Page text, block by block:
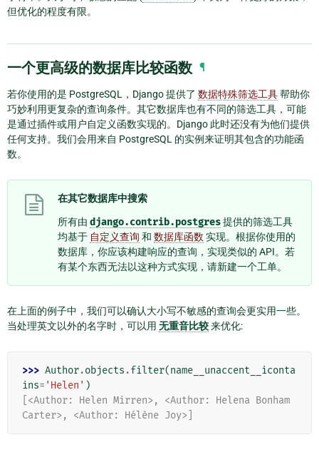
但优化的程度有限。
一个更高级的数据库比较函数 ¶
若你使用的是 PostgreSQL，Django 提供了 数据特殊筛选工具帮助你
巧妙利用更复杂的查询条件。其它数据库也有不同的筛选工具，可能
是通过插件或用户自定义函数实现的。Django 此时还没有为他们提供
任何支持。我们会用来自 PostgreSQL 的实例来证明其包含的功能函
数。
在其它数据库中搜索
所有由 django.contrib.postgres提供的筛选工具
均基于 自定义查询 和 数据库函数 实现。根据你使用的
数据库，你应该构建响应的查询，实现类似的 API。若
有某个东西无法以这种方式实现，请新建一个工单。
在上面的例子中，我们可以确认大小写不敏感的查询会更实用一些。
当处理英文以外的名字时，可以用 无重音比较来优化:
>>> Author.objects .filter(name__unaccent__iconta
ins= 'Helen' )
[<Author: Helen Mirren>, <Author: Helena Bonham
Carter>, <Author: Hélène Joy>]